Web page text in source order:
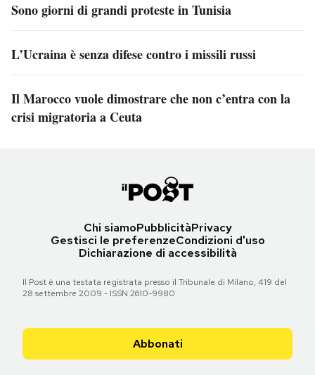
Sono giorni di grandi proteste in Tunisia
L’Ucraina è senza difese contro i missili russi
Il Marocco vuole dimostrare che non c’entra con la
crisi migratoria a Ceuta
Chi siamoPubblicitàPrivacy
Gestisci le preferenzeCondizioni d'uso
Dichiarazione di accessibilità
Il Post è una testata registrata presso il Tribunale di Milano, 419 del
28 settembre 2009 - ISSN 2610-9980
Abbonati